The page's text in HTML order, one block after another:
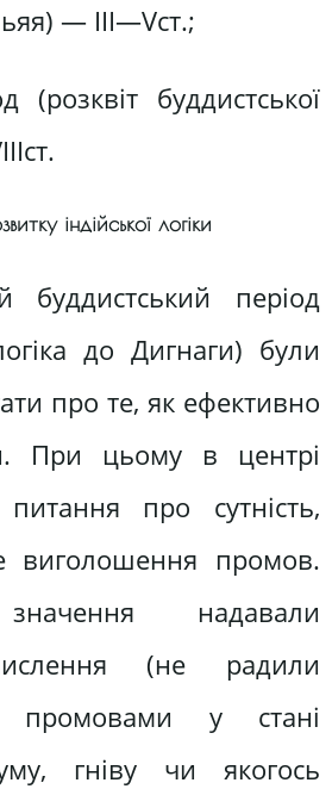
— III—Vст.;
(розквіт буддистської
індійської логіки
період
до Дигнаги) були
про те, як ефективно
При цьому в центрі
про сутність,
виголошення промов.
надавали
(не радили
промовами у стані
гніву чи якогось